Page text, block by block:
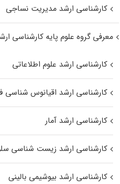
کارشناسی ارشد مدیریت نساجی
معرفی گروه علوم پایه کارشناسی
کارشناسی ارشد علوم اطلاعاتی
کارشناسی ارشد اقیانوس‌ شناسی
کارشناسی ارشد آمار
کارشناسی ارشد زیست شناسی
کارشناسی ارشد بیوشیمی بالینی